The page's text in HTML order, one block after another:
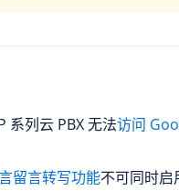
系列云 PBX无法访问
留言转写功能不可同时启